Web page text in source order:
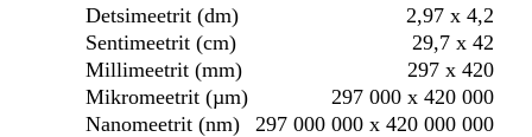
Detsimeetrit (dm)
2,97 x 4,2
Sentimeetrit (cm)
29,7 x 42
Millimeetrit (mm)
297 x 420
Mikromeetrit (µm)
297 000 x 420 000
Nanomeetrit (nm)
297 000 000 x 420 000 000